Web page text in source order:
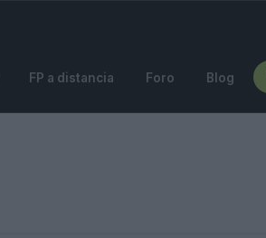
FP a distancia Foro Blog